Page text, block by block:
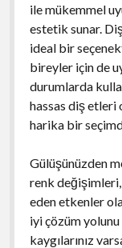
ile mükemmel
estetik sunar.
ideal bir
bireyler için de
durumlarda
hassas diş etleri
harika bir
Gülüşünüzden
renk değişimleri,
eden etkenler
iyi çözüm
kaygılarınız